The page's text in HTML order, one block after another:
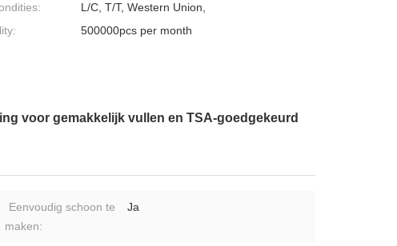
L/C, T/T, Western Union,
500000pcs per month
voor gemakkelijk vullen en TSA-goedgekeurd
Eenvoudig schoon te
maken:
Ja